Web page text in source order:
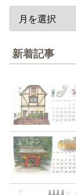
新着記事